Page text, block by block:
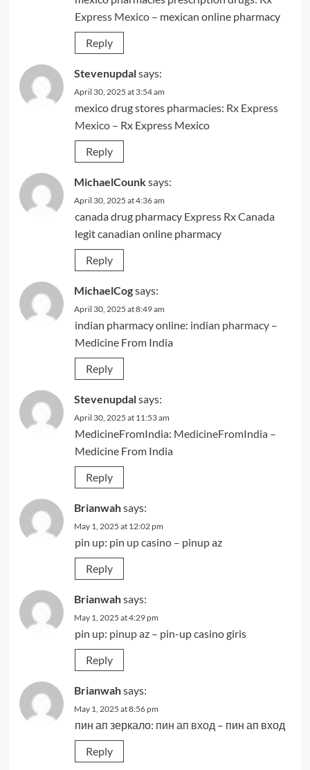
Express Mexico– mexican online pharmacy
Reply
Stevenupdalsays:
April 30, 2025 at 3:54 am
mexico drug stores pharmacies: Rx Express
Mexico– Rx Express Mexico
Reply
MichaelCounksays:
April 30, 2025 at 4:36 am
canada drug pharmacy Express Rx Canada
legit canadian online pharmacy
Reply
MichaelCogsays:
April 30, 2025 at 8:49 am
indian pharmacy online: indian pharmacy–
Medicine From India
Reply
Stevenupdalsays:
April 30, 2025 at 11:53 am
MedicineFromIndia: MedicineFromIndia–
Medicine From India
Reply
Brianwahsays:
May 1, 2025 at 12:02 pm
pin up: pin up casino– pinup az
Reply
Brianwahsays:
May 1, 2025 at 4:29 pm
pin up: pinup az– pin-up casino giris
Reply
Brianwahsays:
May 1, 2025 at 8:56 pm
пин ап зеркало: пин ап вход – пин ап вход
Reply